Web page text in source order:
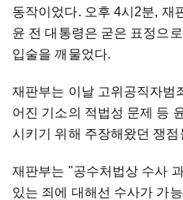
동작이었다. 오후 4시2분, 재
윤 전 대통령은 굳은 표정으
입술을 깨물었다.
재판부는 이날 고위공직자범
어진 기소의 적법성 문제 등
시키기 위해 주장해왔던 쟁
재판부는 "공수처법상 수사
있는 죄에 대해선 수사가 가